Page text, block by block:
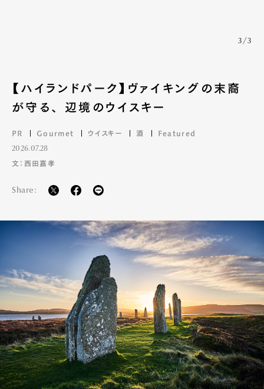
3/3
【ハイランドパーク】ヴァイキングの末裔
が守る、 辺境のウイスキー
PR Gourmet ウイスキー 酒 Featured
2026.07.28
文：西田嘉孝
Share: